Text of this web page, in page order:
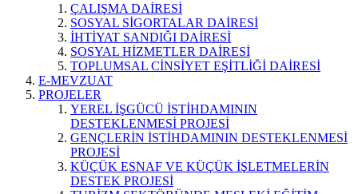
ÇALIŞMA DAİRESİ
SOSYAL SİGORTALAR DAİRESİ
İHTİYAT SANDIĞI DAİRESİ
SOSYAL HİZMETLER DAİRESİ
TOPLUMSAL CİNSİYET EŞİTLİĞİ DAİRESİ
E-MEVZUAT
PROJELER
YEREL İŞGÜCÜ İSTİHDAMININ
DESTEKLENMESİ PROJESİ
GENÇLERİN İSTİHDAMININ DESTEKLENMESİ
PROJESİ
KÜÇÜK ESNAF VE KÜÇÜK İŞLETMELERİN
DESTEK PROJESİ